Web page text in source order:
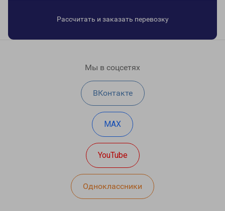
Рассчитать и заказать перевозку
Мы в соцсетях
ВКонтакте
MAX
YouTube
Одноклассники